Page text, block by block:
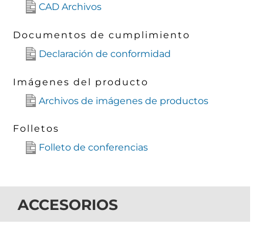
CAD Archivos
Documentos de cumplimiento
Declaración de conformidad
Imágenes del producto
Archivos de imágenes de productos
Folletos
Folleto de conferencias
ACCESORIOS